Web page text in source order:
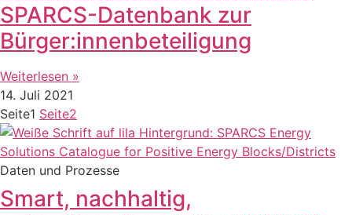
SPARCS-Datenbank zur
Bürger:innenbeteiligung
Weiterlesen »
14. Juli 2021
Seite1 Seite2
Daten und Prozesse
Smart, nachhaltig,